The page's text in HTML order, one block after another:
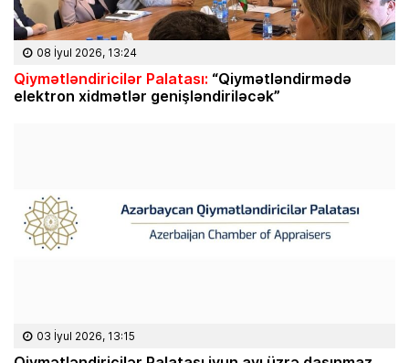
08 İyul 2026, 13:24
Qiymətləndiricilər Palatası: “Qiymətləndirmədə
elektron xidmətlər genişləndiriləcək”
03 İyul 2026, 13:15